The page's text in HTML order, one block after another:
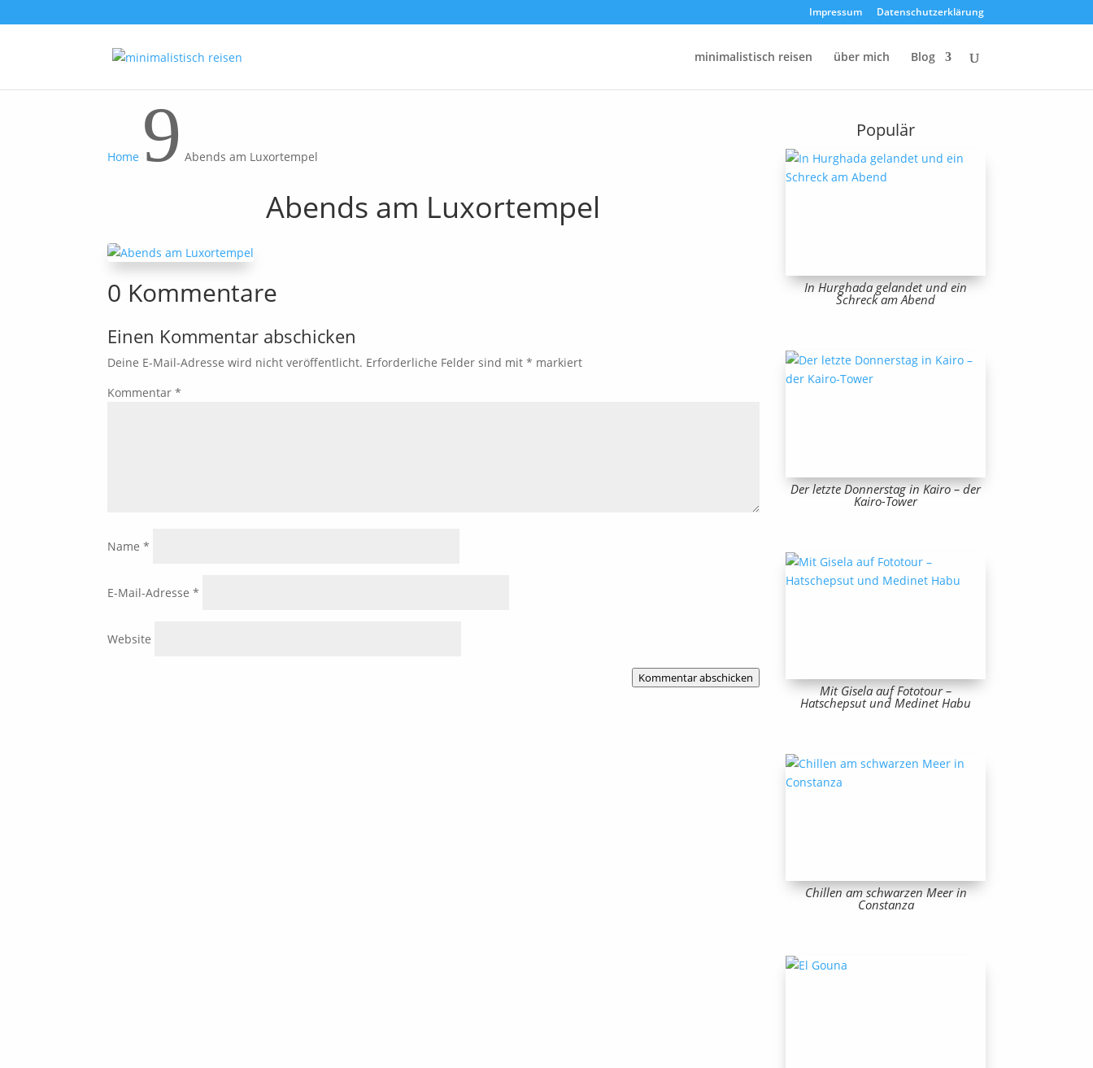
Impressum Datenschutzerklärung
minimalistisch reisen über mich Blog
Home 9 Abends am Luxortempel
Abends am Luxortempel
0 Kommentare
Einen Kommentar abschicken
Deine E-Mail-Adresse wird nicht veröffentlicht. Erforderliche Felder sind mit * markiert
Kommentar *
Name *
E-Mail-Adresse *
Website
Kommentar abschicken
Populär
In Hurghada gelandet und ein
Schreck am Abend
Der letzte Donnerstag in Kairo – der
Kairo-Tower
Mit Gisela auf Fototour –
Hatschepsut und Medinet Habu
Chillen am schwarzen Meer in
Constanza